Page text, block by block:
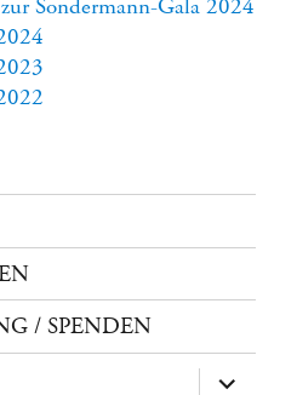
Sondermann-Gala 2024
/ SPENDEN